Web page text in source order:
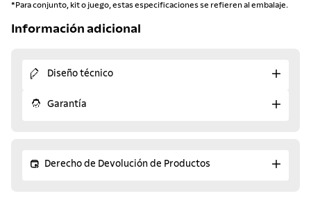
*Para conjunto, kit o juego, estas especificaciones se refieren al embalaje.
Información adicional
Diseño técnico
Garantía
Derecho de Devolución de Productos